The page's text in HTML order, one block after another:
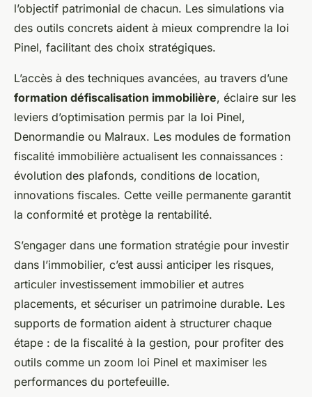
l’objectif patrimonial de chacun. Les simulations via
des outils concrets aident à mieux comprendre la loi
Pinel, facilitant des choix stratégiques.
L’accès à des techniques avancées, au travers d’une
formation défiscalisation immobilière, éclaire sur les
leviers d’optimisation permis par la loi Pinel,
Denormandie ou Malraux. Les modules de formation
fiscalité immobilière actualisent les connaissances :
évolution des plafonds, conditions de location,
innovations fiscales. Cette veille permanente garantit
la conformité et protège la rentabilité.
S’engager dans une formation stratégie pour investir
dans l’immobilier, c’est aussi anticiper les risques,
articuler investissement immobilier et autres
placements, et sécuriser un patrimoine durable. Les
supports de formation aident à structurer chaque
étape : de la fiscalité à la gestion, pour profiter des
outils comme un zoom loi Pinel et maximiser les
performances du portefeuille.